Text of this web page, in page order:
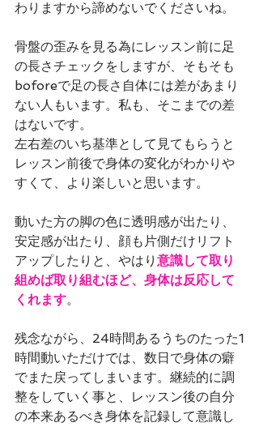
わりますから諦めないでくださいね。
骨盤の歪みを見る為にレッスン前に足
の長さチェックをしますが、そもそも
boforeで足の長さ自体には差があまり
ない人もいます。私も、そこまでの差
はないです。
左右差のいち基準として見てもらうと
レッスン前後で身体の変化がわかりや
すくて、より楽しいと思います。
動いた方の脚の色に透明感が出たり、
安定感が出たり、顔も片側だけリフト
アップしたりと、やはり 意識して取り
組めば取り組むほど、身体は反応して
くれます。
残念ながら、24時間あるうちのたった1
時間動いただけでは、数日で身体の癖
でまた戻ってしまいます。継続的に調
整をしていく事と、レッスン後の自分
の本来あるべき身体を記録して意識し